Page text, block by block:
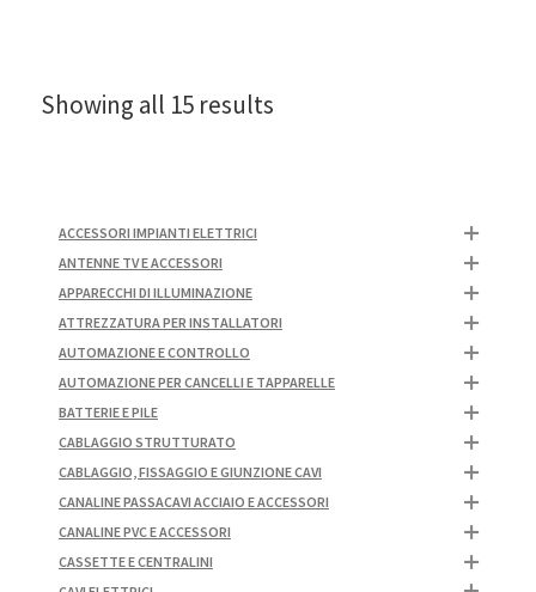
Showing all 15 results
ACCESSORI IMPIANTI ELETTRICI
ANTENNE TV E ACCESSORI
APPARECCHI DI ILLUMINAZIONE
ATTREZZATURA PER INSTALLATORI
AUTOMAZIONE E CONTROLLO
AUTOMAZIONE PER CANCELLI E TAPPARELLE
BATTERIE E PILE
CABLAGGIO STRUTTURATO
CABLAGGIO, FISSAGGIO E GIUNZIONE CAVI
CANALINE PASSACAVI ACCIAIO E ACCESSORI
CANALINE PVC E ACCESSORI
CASSETTE E CENTRALINI